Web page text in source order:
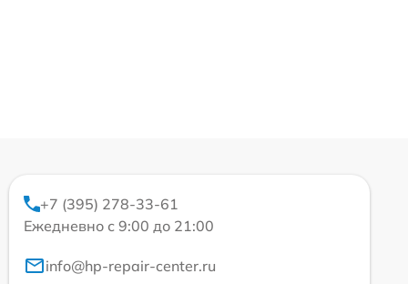
+7 (395) 278-33-61
Ежедневно с 9:00 до 21:00
info@hp-repair-center.ru